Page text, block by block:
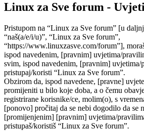
Linux za Sve forum -
Pristupom na “Linux za Sve forum” [u
“naš(a/e/i/u)”, “Linux za Sve forum”,
“https://www.linuxzasve.com/forum”],
ispod navedenim, [pravnim] uvjetima/
svim, ispod navedenim, [pravnim]
pristupaj/koristi “Linux za Sve forum”.
Obzirom da, ispod navedene, [pravne]
promijeniti u bilo koje doba, a o čemu
registrirane korisnike/ce, molim(o), s
[ponovo] pročitaj da se nebi dogodilo da se
[promijenjenim] [pravnim] uvjetima/
pristupaš/koristiš “Linux za Sve forum”.